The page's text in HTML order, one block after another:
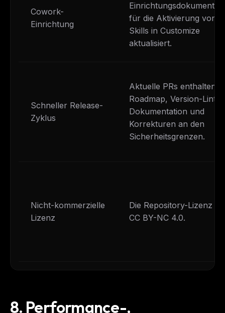
Cowork-
Einrichtung
für die Aktivierung von
Skills in Customize
aktualisiert.
Schneller Release-
Zyklus
Aktuelle PRs enthalten
Roadmap, Version-
Dokumentation und
Korrekturen an den
Sicherheitsgrenzen.
Nicht-kommerzielle
Lizenz
Die Repository-Lizenz ist
CC BY-NC 4.0.
8. Performance-,